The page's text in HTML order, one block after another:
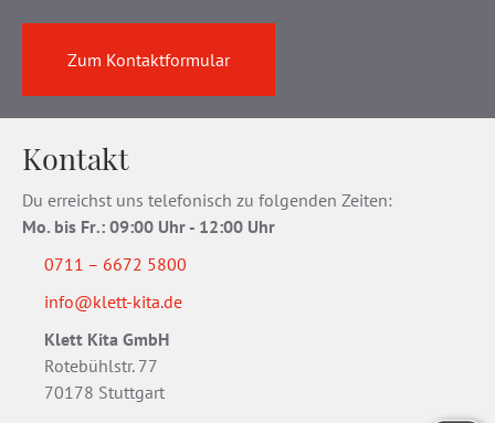
Zum Kontaktformular
Kontakt
Du erreichst uns telefonisch zu folgenden Zeiten:
Mo. bis Fr.: 09:00 Uhr - 12:00 Uhr
0711 – 6672 5800
info@klett-kita.de
Klett Kita GmbH
Rotebühlstr. 77
70178 Stuttgart